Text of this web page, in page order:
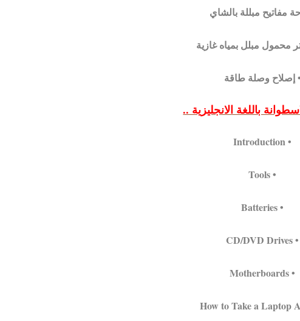
مفاتيح مبللة بالشاي
محمول مبلل بمياه غازية
• إصلاح وصلة طاقة
باللغة الانجليزية ..
• Introduction
• Tools
• Batteries
• CD/DVD Drives
• Motherboards